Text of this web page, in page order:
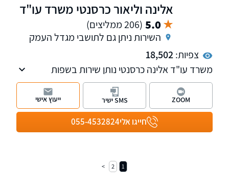
אלינה וליאור כרסנטי משרד עו"ד
5.0 (206 ממליצים)
השירות ניתן גם לתושבי מגדל העמק
צפיות:18,502
משרד עו"ד אלינה כרסנטי נותן שירות בשפות
העברית, ערבית, רוסית ואנגלית. עוה"ד כרסנטי
עוסקת בתחום הפלילי ובדיני התעבורה.
חייגו אלי055-4532824
ZOOM SMS ישיר ייעוץ אישי
1
2